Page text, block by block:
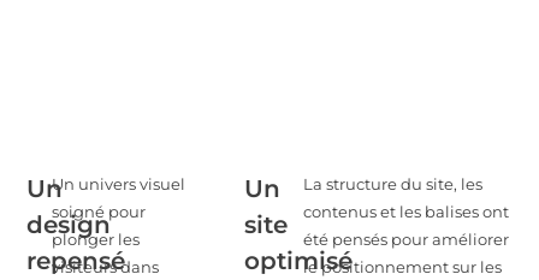
Un
design
repensé
Un univers visuel
soigné pour
plonger les
visiteurs dans
Un
site
optimisé
La structure du site, les
contenus et les balises ont
été pensés pour améliorer
le positionnement sur les